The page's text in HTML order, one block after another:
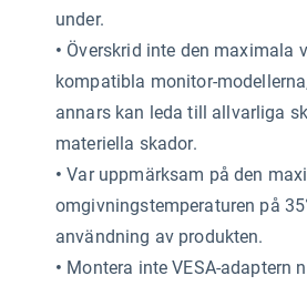
under.
• Överskrid inte den maximala
kompatibla monitor-
annars kan leda till allvarliga
materiella skador.
• Var uppmärksam på den
omgivningstemperaturen på
användning av produkten.
• Montera inte VESA-adaptern